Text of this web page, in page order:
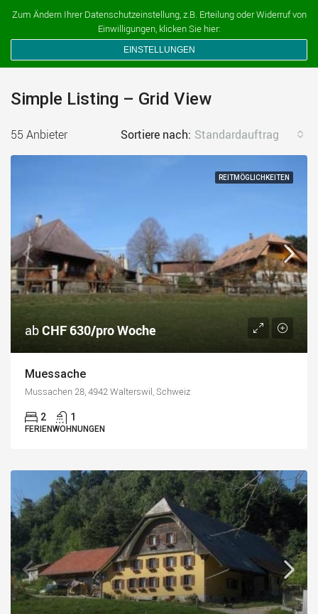
Ferien auf dem Bauernhof
Simple Listing – Grid View
55 Anbieter Sortiere nach: Standardauftrag
REITMÖGLICHKEITEN
abCHF 630/pro Woche
Muessache
Mussachen 28, 4942 Walterswil, Schweiz
2 1
FERIENWOHNUNGEN
Zum Ändern Ihrer Datenschutzeinstellung, z.B. Erteilung oder Widerruf von
Einwilligungen, klicken Sie hier:
EINSTELLUNGEN